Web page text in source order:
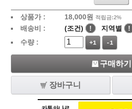
상품가 : 18,000원 적립금:2%
배송비 : (조건) ! 지역별
!
수량 :
+1 -1
구매하기
장바구니